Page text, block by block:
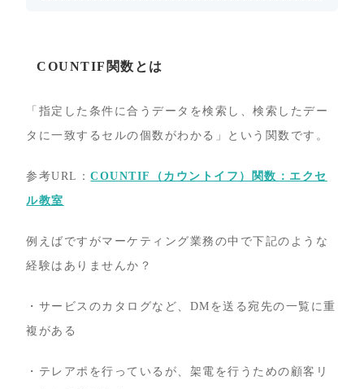
COUNTIF関数とは
「指定した条件に合うデータを検索し、検索したデー
タに一致するセルの個数がわかる」という関数です。
参考URL：COUNTIF（カウントイフ）関数：エクセ
ル教室
例えばですがマーケティング業務の中で下記のような
経験はありませんか？
・サービスのカタログなど、DMを送る宛先の一覧に重
複がある
・テレアポを行っているが、架電を行うための顧客リ